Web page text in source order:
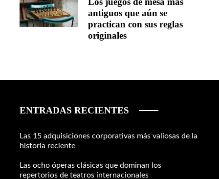
antiguos que aún se
practican con sus reglas
originales
ENTRADAS RECIENTES
Las 15 adquisiciones corporativas más valiosas de la
historia reciente
Las ocho óperas clásicas que dominan los
repertorios de teatros internacionales